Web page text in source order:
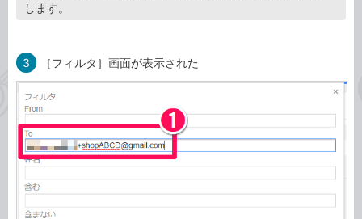
します。
3 ［フィルタ］画面が表示された